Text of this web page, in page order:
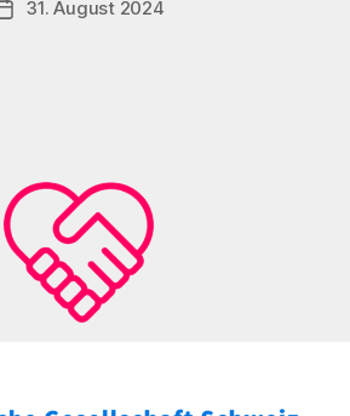
Veröffentlichungsdatum
31. August 2024